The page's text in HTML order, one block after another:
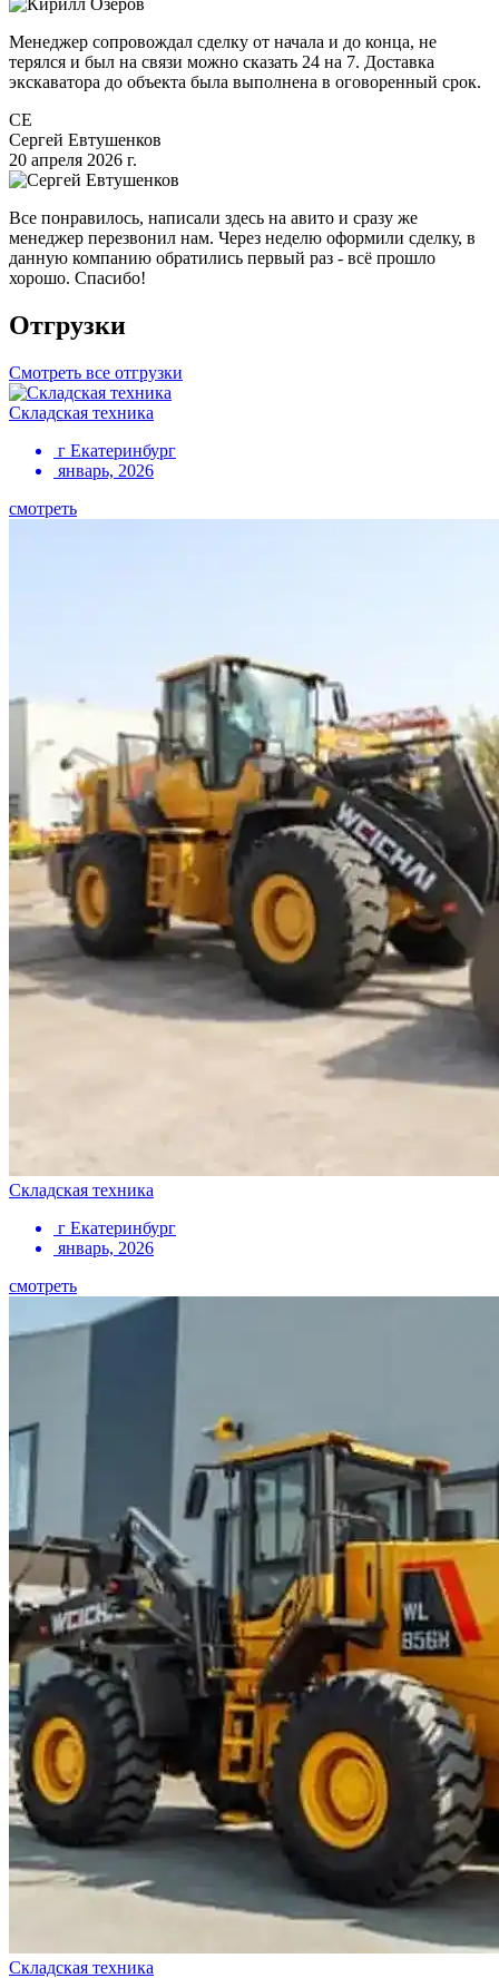
Менеджер сопровождал сделку от начала и до конца, не
терялся и был на связи можно сказать 24 на 7. Доставка
экскаватора до объекта была выполнена в оговоренный срок.
СЕ
Сергей Евтушенков
20 апреля 2026 г.
Все понравилось, написали здесь на авито и сразу же
менеджер перезвонил нам. Через неделю оформили сделку, в
данную компанию обратились первый раз - всё прошло
хорошо. Спасибо!
Отгрузки
Смотреть все отгрузки
Складская техника
г Екатеринбург
январь, 2026
смотреть
Складская техника
г Екатеринбург
январь, 2026
смотреть
Складская техника